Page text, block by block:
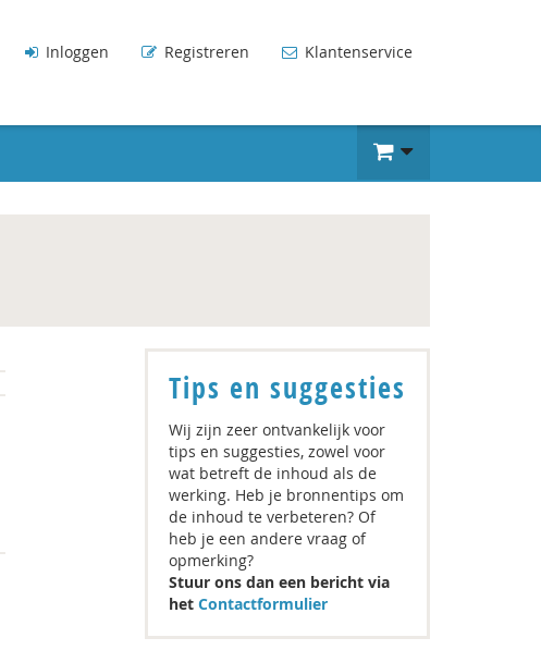
Inloggen Registreren Klantenservice
Tips en suggesties
Wij zijn zeer ontvankelijk voor
tips en suggesties, zowel voor
wat betreft de inhoud als de
werking. Heb je bronnentips om
de inhoud te verbeteren? Of
heb je een andere vraag of
opmerking?
Stuur ons dan een bericht via
het Contactformulier